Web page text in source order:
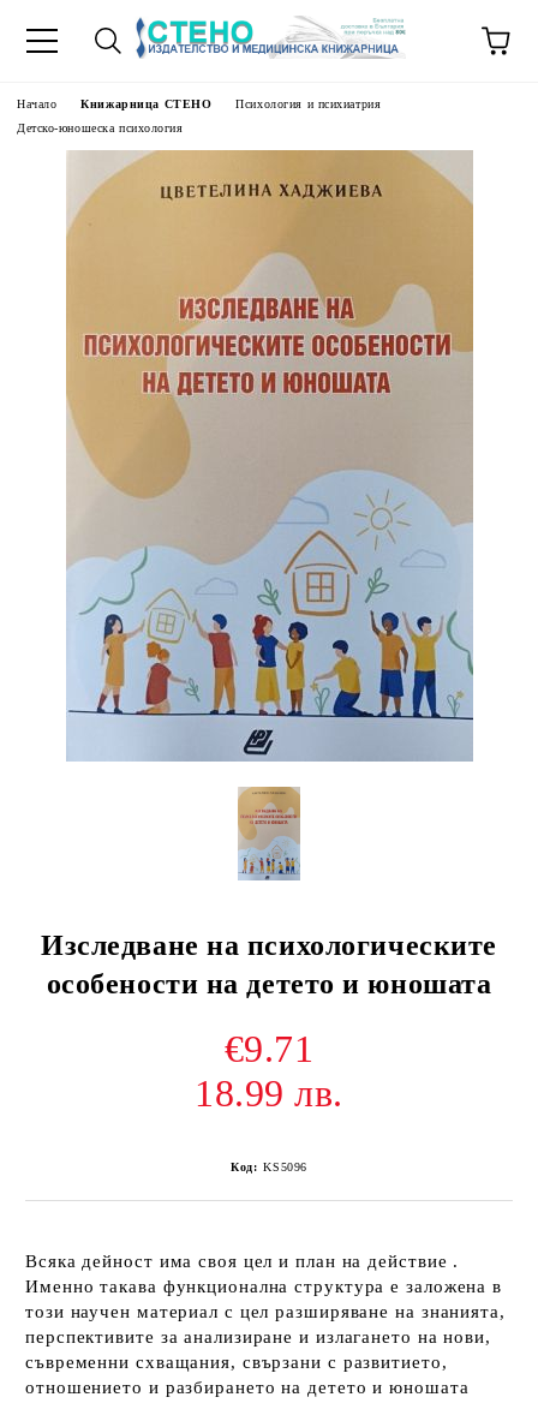
Начало Книжарница СТЕНО
Психология и психиатрия
Детско-юношеска психология
Изследване на психологическите
особености на детето и юношата
€9.71
18.99 лв.
Код: KS5096
Всяка дейност има своя цел и план на действие .
Именно такава функционална структура е заложена в
този научен материал с цел разширяване на знанията,
перспективите за анализиране и излагането на нови,
съвременни схващания, свързани с развитието,
отношението и разбирането на детето и юношата